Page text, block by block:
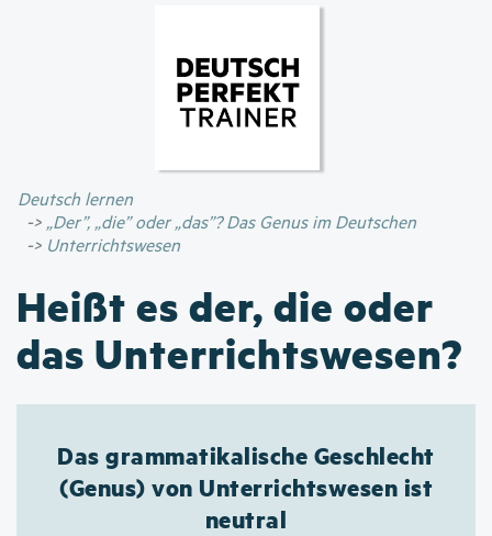
Inhalt
Deutsch lernen
„Der”, „die” oder „das”? Das Genus im Deutschen
Unterrichtswesen
Heißt es der, die oder
das Unterrichtswesen?
Das grammatikalische Geschlecht
(Genus) von Unterrichtswesen ist
neutral